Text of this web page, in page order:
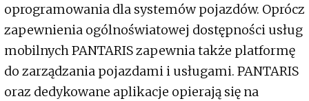
oprogramowania dla systemów pojazdów. Oprócz
zapewnienia ogólnoświatowej dostępności usług
mobilnych PANTARIS zapewnia także platformę
do zarządzania pojazdami i usługami. PANTARIS
oraz dedykowane aplikacje opierają się na